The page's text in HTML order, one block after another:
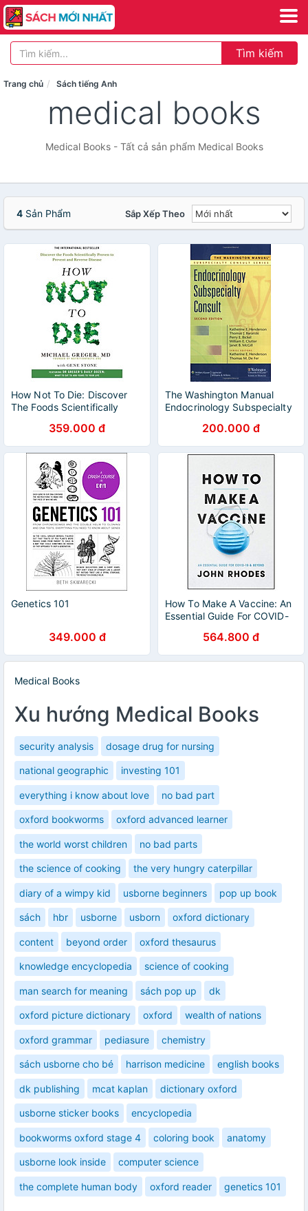
Tìm kiếm
Trang chủ Sách tiếng Anh
medical books
Medical Books - Tất cả sản phẩm Medical Books
4 Sản Phẩm Sắp Xếp Theo
How Not To Die: Discover
The Foods Scientifically
Reverse Disease
359.000 đ
The Washington Manual
Endocrinology Subspecialty
200.000 đ
Genetics 101
349.000 đ
How To Make A Vaccine: An
Essential Guide For COVID-
564.800 đ
Medical Books
Xu hướng Medical Books
security analysis dosage drug for nursing
national geographic investing 101
everything i know about love no bad part
oxford bookworms oxford advanced learner
the world worst children no bad parts
the science of cooking the very hungry caterpillar
diary of a wimpy kid usborne beginners pop up book
sách hbr usborne usborn oxford dictionary
content beyond order oxford thesaurus
knowledge encyclopedia science of cooking
man search for meaning sách pop up dk
oxford picture dictionary oxford wealth of nations
oxford grammar pediasure chemistry
sách usborne cho bé harrison medicine english books
dk publishing mcat kaplan dictionary oxford
usborne sticker books encyclopedia
bookworms oxford stage 4 coloring book anatomy
usborne look inside computer science
the complete human body oxford reader genetics 101